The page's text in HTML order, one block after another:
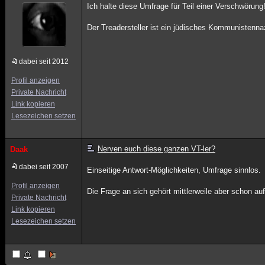
dabei seit 2012
Profil anzeigen
Private Nachricht
Link kopieren
Lesezeichen setzen
Ich halte diese Umfrage für Teil einer Verschwörung!
Der Treadersteller ist ein jüdisches
Daak
dabei seit 2007
Profil anzeigen
Private Nachricht
Link kopieren
Lesezeichen setzen
Nerven euch diese ganzen VT-ler?
Einseitige Antwort-Möglichkeiten, Umfrage sinnlos.
Die Frage an sich gehört mittlerweile aber schon